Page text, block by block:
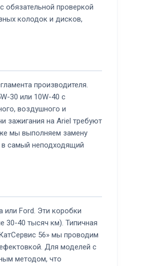
обязательной проверкой
колодок и дисков,
производителя.
30 или 10W-40 с
воздушного и
зажигания на Ariel требуют
мы выполняем замену
в самый неподходящий
Ford. Эти коробки
30-40 тысяч км). Типичная
56» мы проводим
Для моделей с
методом, что